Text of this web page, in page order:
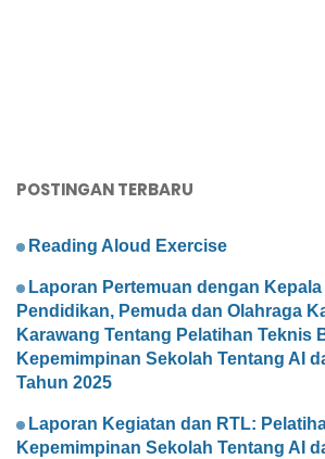
POSTINGAN TERBARU
Reading Aloud Exercise
Laporan Pertemuan dengan
Pendidikan, Pemuda dan Olahraga
Karawang Tentang Pelatihan Teknis
Kepemimpinan Sekolah Tentang AI
Tahun 2025
Laporan Kegiatan dan RTL:
Kepemimpinan Sekolah Tentang AI